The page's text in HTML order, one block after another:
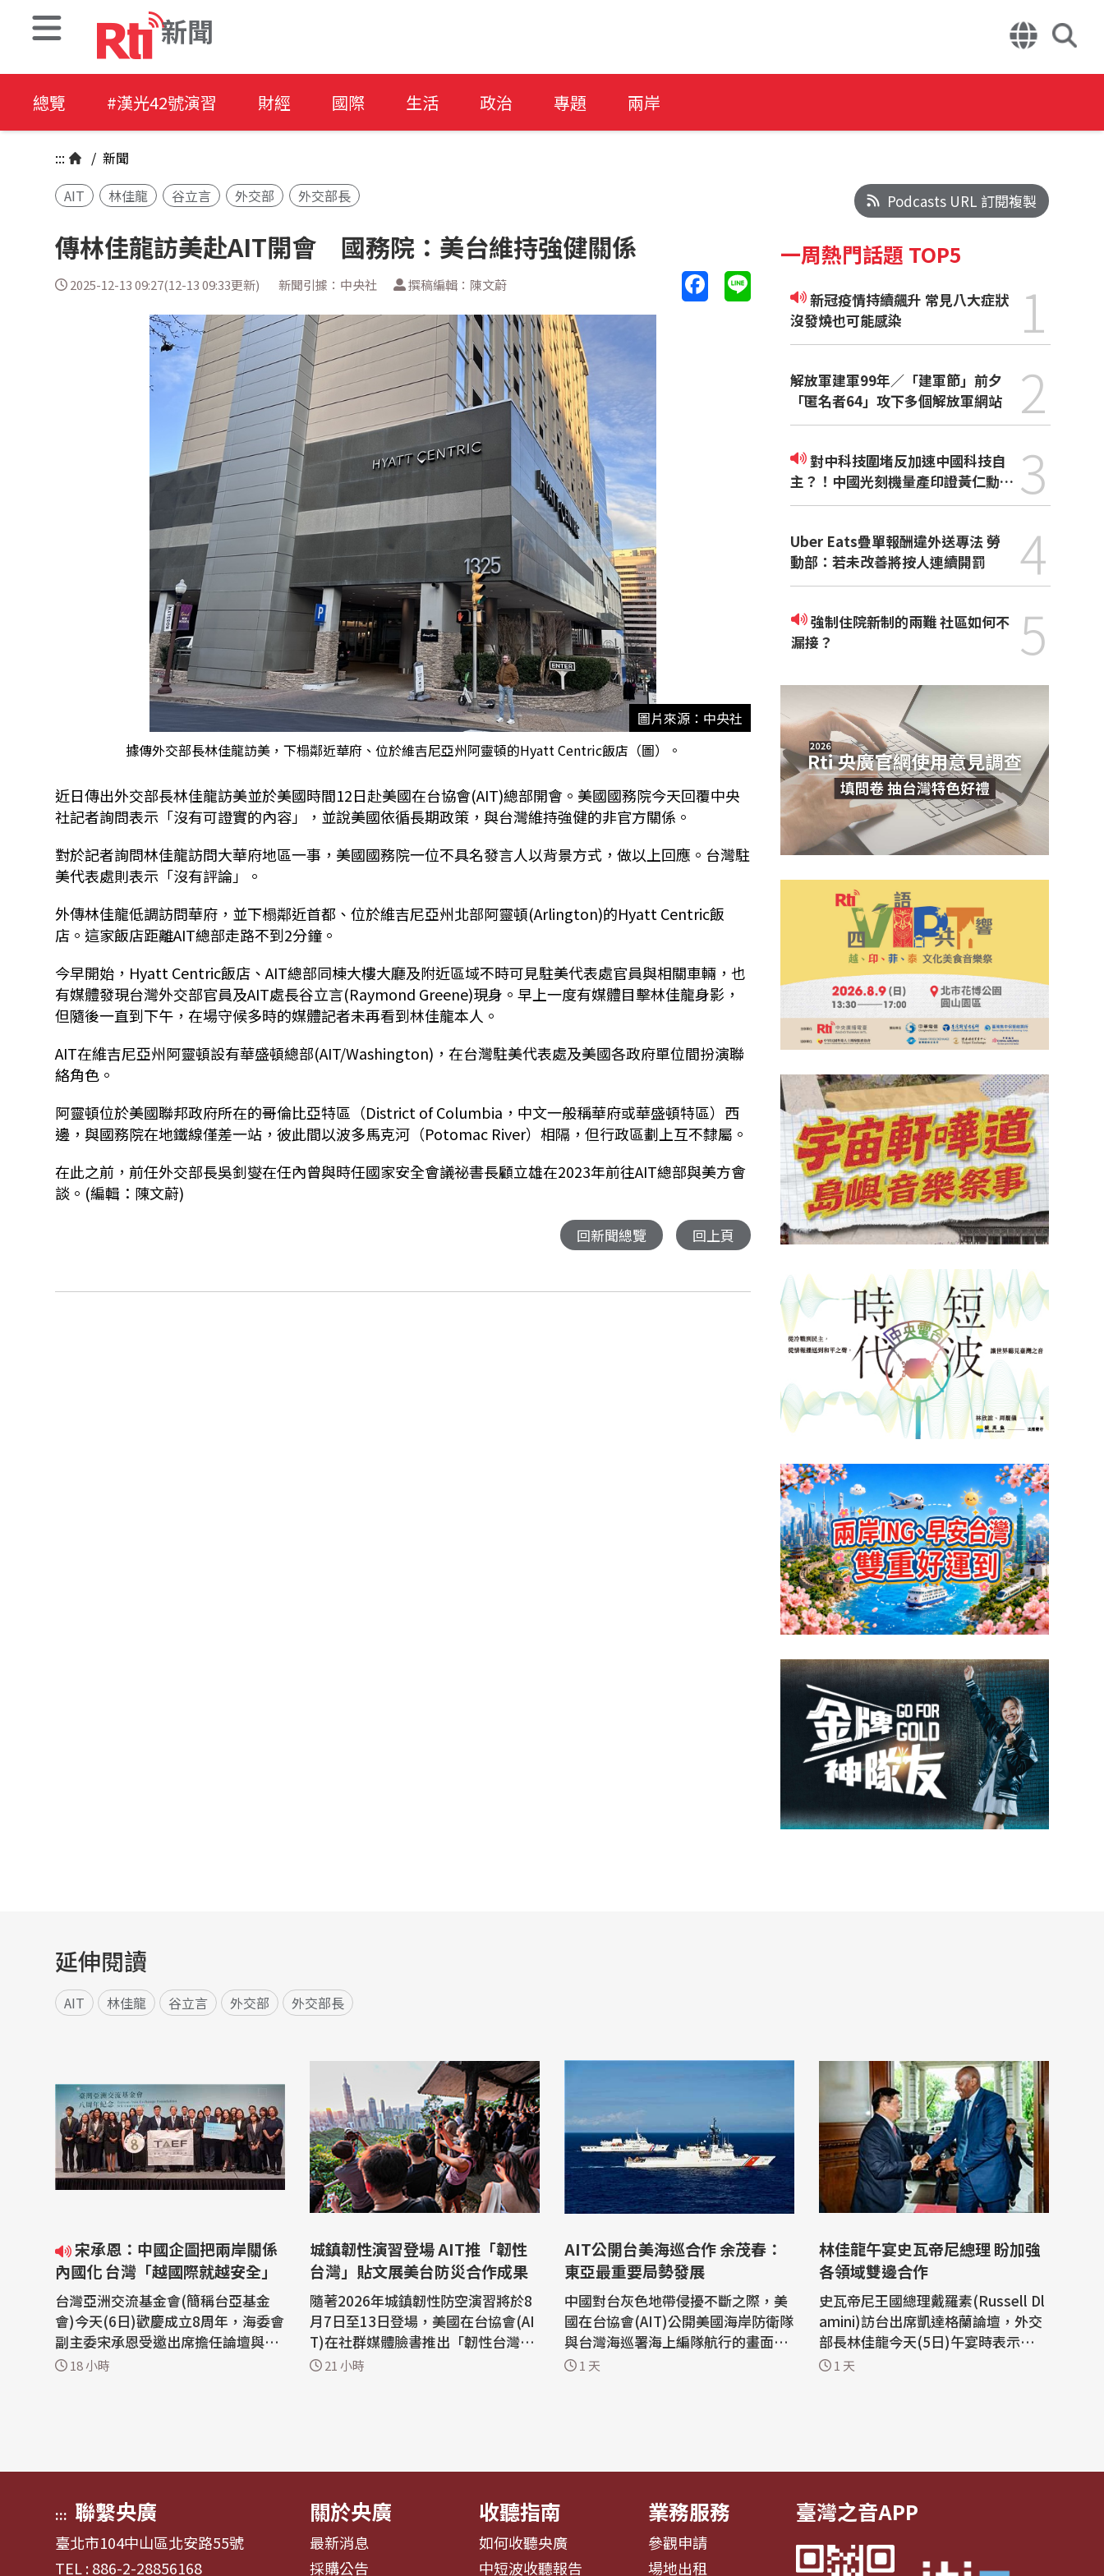
新聞
總覽 #漢光42號演習 財經 國際 生活 政治 專題 兩岸
::: / 新聞
AIT
林佳龍 谷立言 外交部 外交部長
傳林佳龍訪美赴AIT開會 國務院：美台維持強健關係
2025-12-13 09:27(12-13 09:33更新) 新聞引據：中央社 撰稿編輯：陳文蔚
圖片來源：中央社
據傳外交部長林佳龍訪美，下榻鄰近華府、位於維吉尼亞州阿靈頓的Hyatt Centric飯店（圖）。
近日傳出外交部長林佳龍訪美並於美國時間12日赴美國在台協會(AIT)總部開會。美國國務院今天回覆中央
社記者詢問表示「沒有可證實的內容」，並說美國依循長期政策，與台灣維持強健的非官方關係。
對於記者詢問林佳龍訪問大華府地區一事，美國國務院一位不具名發言人以背景方式，做以上回應。台灣駐
美代表處則表示「沒有評論」。
外傳林佳龍低調訪問華府，並下榻鄰近首都、位於維吉尼亞州北部阿靈頓(Arlington)的Hyatt Centric飯
店。這家飯店距離AIT總部走路不到2分鐘。
今早開始，Hyatt Centric飯店、AIT總部同棟大樓大廳及附近區域不時可見駐美代表處官員與相關車輛，也
有媒體發現台灣外交部官員及AIT處長谷立言(Raymond Greene)現身。早上一度有媒體目擊林佳龍身影，
但隨後一直到下午，在場守候多時的媒體記者未再看到林佳龍本人。
AIT在維吉尼亞州阿靈頓設有華盛頓總部(AIT/Washington)，在台灣駐美代表處及美國各政府單位間扮演聯
絡角色。
阿靈頓位於美國聯邦政府所在的哥倫比亞特區（District of Columbia，中文一般稱華府或華盛頓特區）西
邊，與國務院在地鐵線僅差一站，彼此間以波多馬克河（Potomac River）相隔，但行政區劃上互不隸屬。
在此之前，前任外交部長吳釗燮在任內曾與時任國家安全會議祕書長顧立雄在2023年前往AIT總部與美方會
談。(編輯：陳文蔚)
回新聞總覽 回上頁
Podcasts URL 訂閱複製
一周熱門話題 TOP5
新冠疫情持續飆升 常見八大症狀
沒發燒也可能感染
1
解放軍建軍99年／「建軍節」前夕
「匿名者64」攻下多個解放軍網站
2
對中科技圍堵反加速中國科技自
主？！中國光刻機量產印證黃仁勳觀
點
3
Uber Eats疊單報酬違外送專法 勞
動部：若未改善將按人連續開罰
4
強制住院新制的兩難 社區如何不
漏接？
5
延伸閱讀
AIT 林佳龍 谷立言 外交部 外交部長
內國化 台灣「越國際就越安全」
台灣亞洲交流基金會(簡稱台亞基金
會)今天(6日)歡慶成立8周年，海委會
副主委宋承恩受邀出席擔任論壇與談
人，他指出，中國近年在海上動作頻
18 小時
城鎮韌性演習登場 AIT推「韌性
台灣」貼文展美台防災合作成果
隨著2026年城鎮韌性防空演習將於8
月7日至13日登場，美國在台協會(AI
T)在社群媒體臉書推出「韌性台灣」
系列貼文，希望大家重視台灣的社會
21 小時
AIT公開台美海巡合作 余茂春：
東亞最重要局勢發展
中國對台灰色地帶侵擾不斷之際，美
國在台協會(AIT)公開美國海岸防衛隊
與台灣海巡署海上編隊航行的畫面。
川普1.0中國政策重要智囊余茂春形
1 天
林佳龍午宴史瓦帝尼總理 盼加強
各領域雙邊合作
史瓦帝尼王國總理戴羅素(Russell Dl
amini)訪台出席凱達格蘭論壇，外交
部長林佳龍今天(5日)午宴時表示，台
灣自豪能成為史國最值得信賴的發展
1 天
::: 聯繫央廣
臺北市104中山區北安路55號
TEL : 886-2-28856168
關於央廣
最新消息
採購公告
收聽指南
如何收聽央廣
中短波收聽報告
業務服務
參觀申請
場地出租
臺灣之音APP